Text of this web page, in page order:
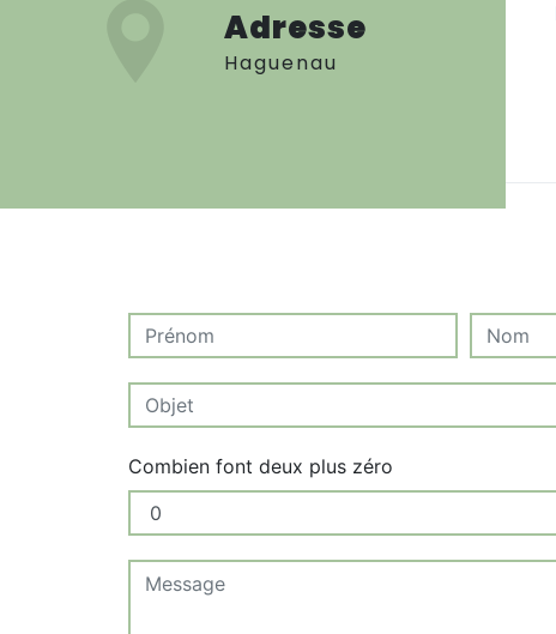
Adresse
Haguenau
Combien font deux plus zéro